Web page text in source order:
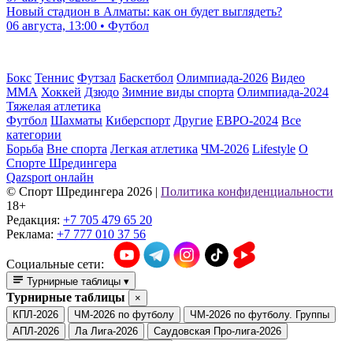
Новый стадион в Алматы: как он будет выглядеть?
06 августа, 13:00 • Футбол
Бокс Теннис Футзал Баскетбол Олимпиада-2026 Видео
ММА Хоккей Дзюдо Зимние виды спорта Олимпиада-2024
Тяжелая атлетика
Футбол Шахматы Киберспорт Другие ЕВРО-2024 Все
категории
Борьба Вне спорта Легкая атлетика ЧМ-2026 Lifestyle О
Спорте Шредингера
Qazsport онлайн
© Cпорт Шредингера 2026 | Политика конфиденциальности
18+
Редакция: +7 705 479 65 20
Реклама: +7 777 010 37 56
Социальные сети:
Турнирные таблицы ▾
Турнирные таблицы
×
КПЛ-2026
ЧМ-2026 по футболу
ЧМ-2026 по футболу. Группы
АПЛ-2026
Ла Лига-2026 Саудовская Про-лига-2026